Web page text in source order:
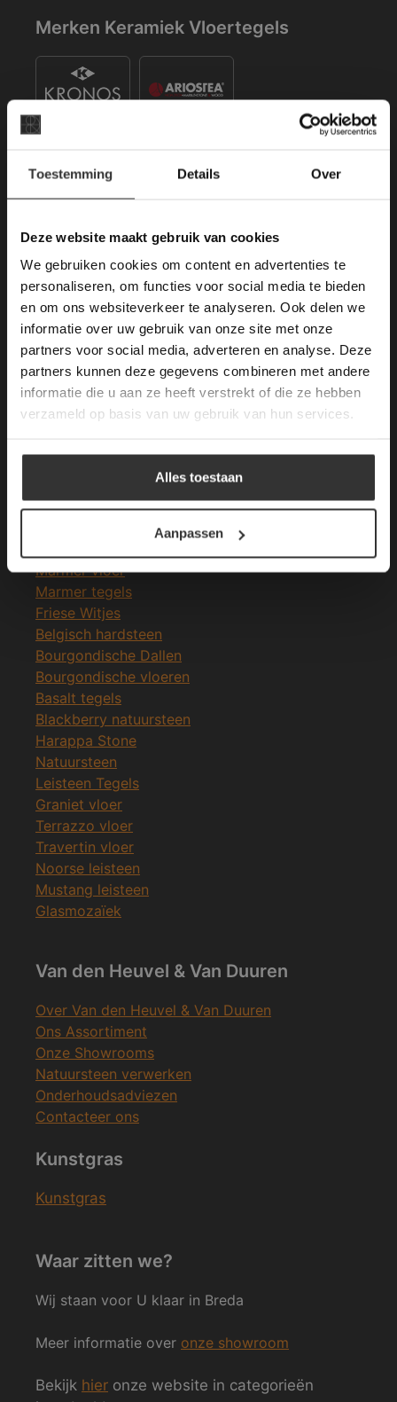
Toestemming Details Over
Deze website maakt gebruik van cookies
We gebruiken cookies om content en advertenties te
personaliseren, om functies voor social media te bieden
en om ons websiteverkeer te analyseren. Ook delen we
informatie over uw gebruik van onze site met onze
partners voor social media, adverteren en analyse. Deze
partners kunnen deze gegevens combineren met andere
informatie die u aan ze heeft verstrekt of die ze hebben
verzameld op basis van uw gebruik van hun services.
Alles toestaan
Aanpassen
Merken Keramiek Vloertegels
Merken Glasmozaïek
Natuursteen vloeren
Leisteen vloer
Marmer vloer
Marmer tegels
Friese Witjes
Belgisch hardsteen
Bourgondische Dallen
Bourgondische vloeren
Basalt tegels
Blackberry natuursteen
Harappa Stone
Natuursteen
Leisteen Tegels
Graniet vloer
Terrazzo vloer
Travertin vloer
Noorse leisteen
Mustang leisteen
Glasmozaïek
Van den Heuvel & Van Duuren
Over Van den Heuvel & Van Duuren
Ons Assortiment
Onze Showrooms
Natuursteen verwerken
Onderhoudsadviezen
Contacteer ons
Kunstgras
Kunstgras
Waar zitten we?
Wij staan voor U klaar in Breda
Meer informatie over onze showroom
Bekijk hier onze website in categorieën
Deze website maakt
gebruik van cookies.
This Cookie Banner was deleted and is no
longer working. Please contact the website
administrator.
Deze website gebruikt cookies om de
gebruikerservaring te verbeteren. Door
gebruik te maken van onze website geeft u
toestemming voor alle cookies in
overeenstemming met ons cookiebeleid.Lees
verder
ALLES ACCEPTEREN
ALLES AFWIJZEN
DETAILS WEERGEVEN